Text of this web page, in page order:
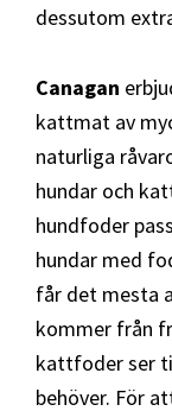
dessutom
Canagan
kattmat av
naturliga
hundar och
hundfoder
hundar med
får det mesta
kommer från
kattfoder ser
behöver. För